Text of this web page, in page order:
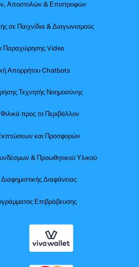
Αποστολών & Επιστροφών
σε Παιχνίδια & Διαγωνισμούς
Παραχώρησης Video
Απορρήτου Chatbots
Τεχνητής Νοημοσύνης
προς το Περιβάλλον
Εκπτώσεων και Προσφορών
& Προωθητικού Υλικού
Διαφημιστικής Διαφάνειας
Επιβράβευσης